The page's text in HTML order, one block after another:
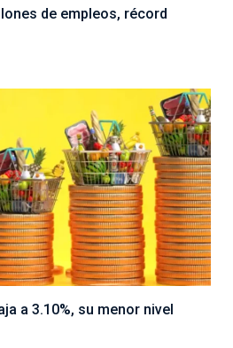
de empleos, récord
a 3.10%, su menor nivel